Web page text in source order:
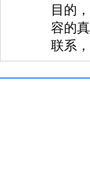
目的
容的
联系